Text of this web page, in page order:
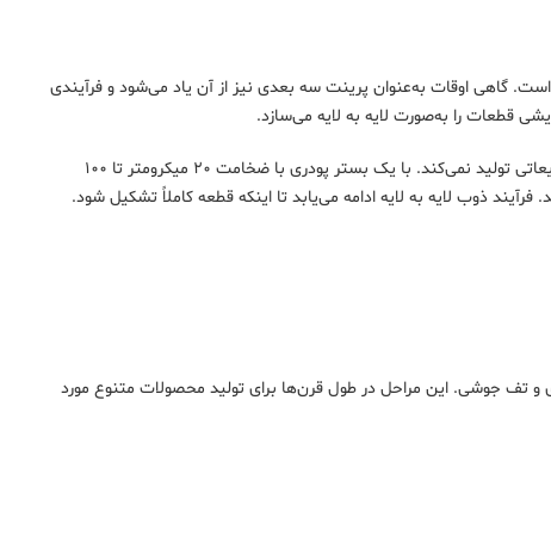
است. گاهی اوقات به‌عنوان پرینت سه بعدی نیز از آن یاد می‌شود و فرآیندی
قطعات را به‌صورت لایه به لایه می‌سازد.
فرآیند ساخت افزایشی فلزی شامل چندین پیشرفت تکنولوژیکی است، بسیار کارآمد است و ضایعاتی تولید نمی‌کند. با یک بستر پودری با ضخامت ۲۰ میکرومتر تا ۱۰۰
ذوب لایه به لایه ادامه می‌یابد تا اینکه قطعه کاملاً تشکیل شود.
و تف جوشی. این مراحل در طول قرن‌ها برای تولید محصولات متنوع مورد